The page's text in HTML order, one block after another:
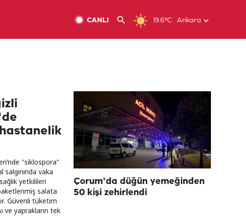
19.6ºC Ankara
CANLI
"siklospora"
salgınında vaka
yetkilileri
salata
Güvenli tüketim
ve yaprakların tek
Çorum'da düğün yemeğinden
50 kişi zehirlendi